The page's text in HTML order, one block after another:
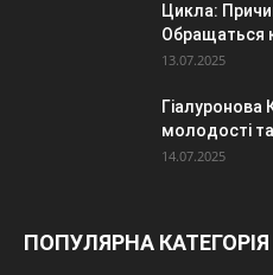
Цикла:
Обращаться
13.07.2025
молодості
14.07.2025
ПОПУЛЯРНА КАТЕГОРІЯ